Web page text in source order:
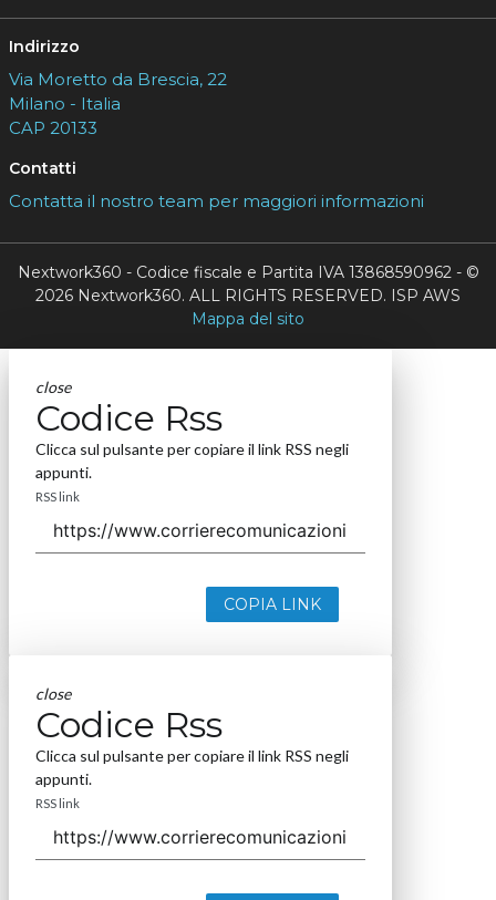
Indirizzo
Via Moretto da Brescia, 22
Milano - Italia
CAP 20133
Contatti
Contatta il nostro team per maggiori informazioni
Nextwork360 - Codice fiscale e Partita IVA 13868590962 - ©
2026 Nextwork360. ALL RIGHTS RESERVED. ISP AWS
Mappa del sito
close
Codice Rss
Clicca sul pulsante per copiare il link RSS negli
appunti.
RSS link
COPIA LINK
close
Codice Rss
Clicca sul pulsante per copiare il link RSS negli
appunti.
RSS link